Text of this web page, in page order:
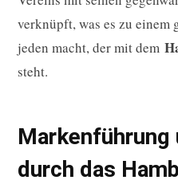
verknüpft, was es zu einem
jeden macht, der mit dem
steht.
Markenführung
durch das